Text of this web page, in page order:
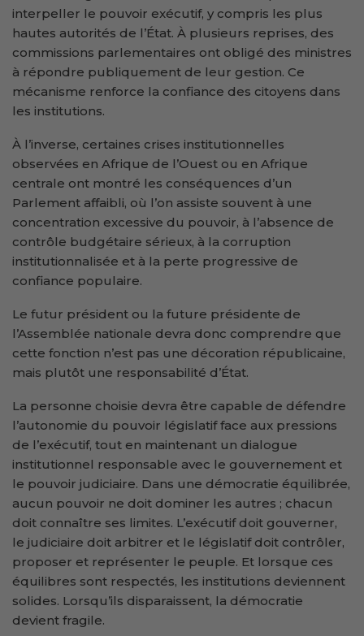
interpeller le pouvoir exécutif, y compris les plus
hautes autorités de l’État. À plusieurs reprises, des
commissions parlementaires ont obligé des ministres
à répondre publiquement de leur gestion. Ce
mécanisme renforce la confiance des citoyens dans
les institutions.
À l’inverse, certaines crises institutionnelles
observées en Afrique de l’Ouest ou en Afrique
centrale ont montré les conséquences d’un
Parlement affaibli, où l’on assiste souvent à une
concentration excessive du pouvoir, à l’absence de
contrôle budgétaire sérieux, à la corruption
institutionnalisée et à la perte progressive de
confiance populaire.
Le futur président ou la future présidente de
l’Assemblée nationale devra donc comprendre que
cette fonction n’est pas une décoration républicaine,
mais plutôt une responsabilité d’État.
La personne choisie devra être capable de défendre
l’autonomie du pouvoir législatif face aux pressions
de l’exécutif, tout en maintenant un dialogue
institutionnel responsable avec le gouvernement et
le pouvoir judiciaire. Dans une démocratie équilibrée,
aucun pouvoir ne doit dominer les autres ; chacun
doit connaître ses limites. L’exécutif doit gouverner,
le judiciaire doit arbitrer et le législatif doit contrôler,
proposer et représenter le peuple. Et lorsque ces
équilibres sont respectés, les institutions deviennent
solides. Lorsqu’ils disparaissent, la démocratie
devient fragile.